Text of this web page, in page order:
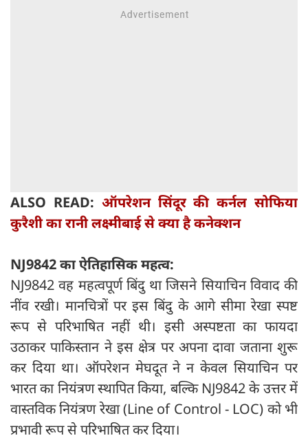
ALSO READ: ऑपरेशन सिंदूर की कर्नल सोफिया
कुरैशी का रानी लक्ष्मीबाई से क्या है कनेक्शन
NJ9842का ऐतिहासिक महत्व:
NJ9842 वह महत्वपूर्ण बिंदु था जिसने सियाचिन विवाद की
नींव रखी। मानचित्रों पर इस बिंदु के आगे सीमा रेखा स्पष्ट
रूप से परिभाषित नहीं थी। इसी अस्पष्टता का फायदा
उठाकर पाकिस्तान ने इस क्षेत्र पर अपना दावा जताना शुरू
कर दिया था। ऑपरेशन मेघदूत ने न केवल सियाचिन पर
भारत का नियंत्रण स्थापित किया, बल्कि NJ9842 के उत्तर में
वास्तविक नियंत्रण रेखा (Line of Control - LOC) को भी
प्रभावी रूप से परिभाषित कर दिया।